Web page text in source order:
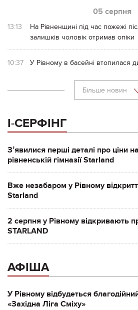
05 серпня
13:13
На Рівненщині під час пожежі
залишків чоловік отримав опіки
10:37 У Рівному в басейні втопилася
Більше новин
І-СЕРФІНГ
Зʼявилися перші деталі про ціни
рівненській гімназії Starland
Вже незабаром у Рівному
Starland
2 серпня у Рівному відкривають
STARLAND
АФІША
У Рівному відбудеться
«Західна Ліга Сміху»